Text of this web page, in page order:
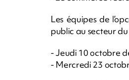
Les équipes de
public au secteur
- Jeudi 10 octobre
- Mercredi 23